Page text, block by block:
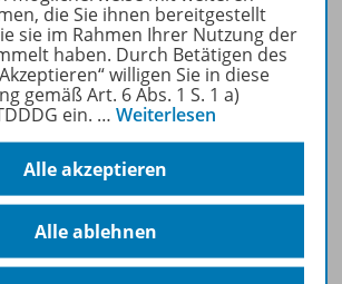
der Ausgabe
Materialien
die Sie ihnen bereitgestellt
sie im Rahmen Ihrer Nutzung der
haben. Durch Betätigen des
willigen Sie in diese
gemäß Art. 6 Abs. 1 S. 1 a)
ein. … Weiterlesen
Alle akzeptieren
Alle ablehnen